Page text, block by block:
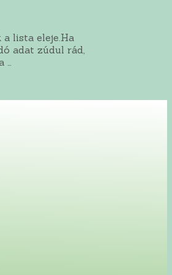
a lista eleje.Ha
adat zúdul rád,
…